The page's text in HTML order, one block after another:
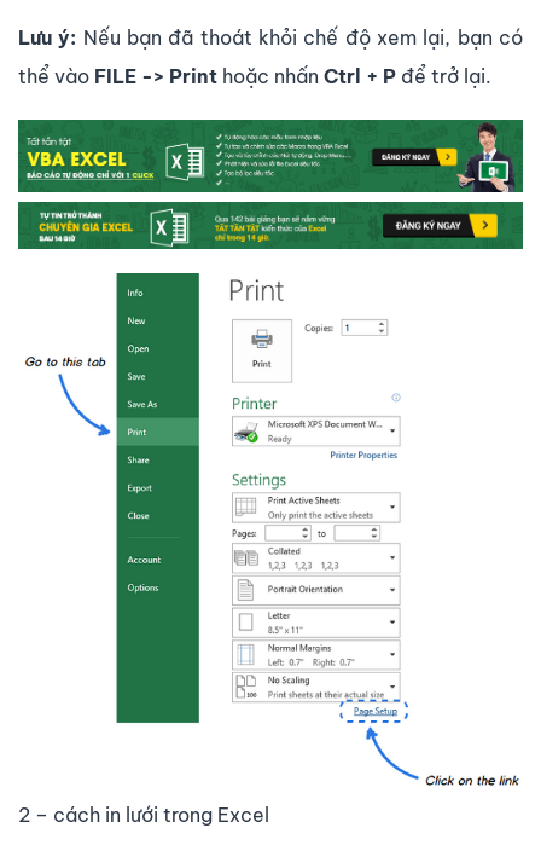
Lưu ý: Nếu bạn đã thoát khỏi chế độ xem lại, bạn có
thể vào FILE -> Print hoặc nhấn Ctrl + P để trở lại.
2 – cách in lưới trong Excel